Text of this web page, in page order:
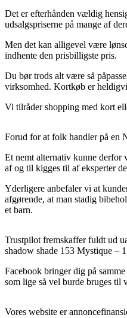
Det er efterhånden vældig
udsalgspriserne på mange af
Men det kan alligevel være
indhente den prisbilligste pris.
Du bør trods alt være så
virksomhed. Kortkøb er
Vi tilråder shopping med kort
Forud for at folk handler på en
Et nemt alternativ kunne derfor
af og til kigges til af eksperter
Yderligere anbefaler vi at
afgørende, at man stadig
et barn.
Trustpilot fremskaffer fuldt ud
shadow shade 153 Mystique –
Facebook bringer dig på
som lige så vel burde bruges til
Vores website er